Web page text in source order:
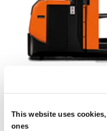
This website uses
ones
Smanjuje brzinu kada ugao
ili kada je na vilicama
nezgoda i oštećene robe.